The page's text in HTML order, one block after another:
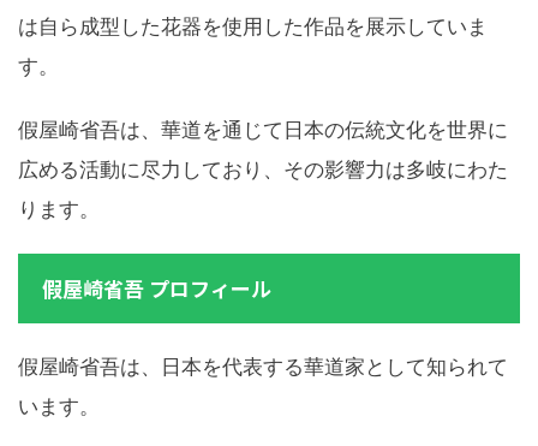
は自ら成型した花器を使用した作品を展示していま
す。
假屋崎省吾は、華道を通じて日本の伝統文化を世界に
広める活動に尽力しており、その影響力は多岐にわた
ります。
假屋崎省吾 プロフィール
假屋崎省吾は、日本を代表する華道家として知られて
います。